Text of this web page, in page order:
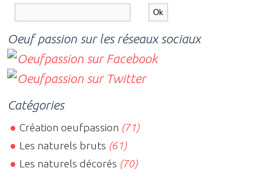
Oeuf passion sur les réseaux sociaux
Catégories
Création oeufpassion (71)
Les naturels bruts (61)
Les naturels décorés (70)